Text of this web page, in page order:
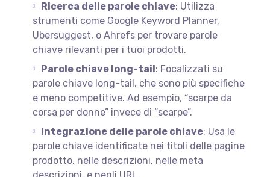
Ricerca delle parole chiave: Utilizza
strumenti come Google Keyword Planner,
Ubersuggest, o Ahrefs per trovare parole
chiave rilevanti per i tuoi prodotti.
Parole chiave long-tail: Focalizzati su
parole chiave long-tail, che sono più specifiche
e meno competitive. Ad esempio, “scarpe da
corsa per donne” invece di “scarpe”.
Integrazione delle parole chiave: Usa le
parole chiave identificate nei titoli delle pagine
prodotto, nelle descrizioni, nelle meta